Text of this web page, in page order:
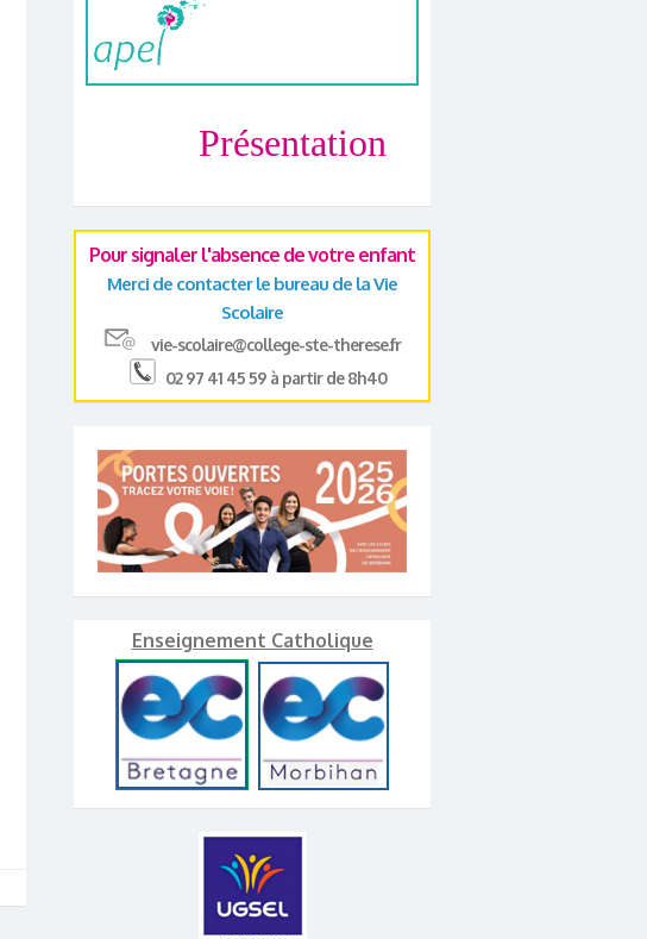
Présentation
Pour signaler l'absence de votre enfant
Merci de contacter le bureau de la Vie
Scolaire
vie-scolaire@college-ste-therese.fr
02 97 41 45 59 à partir de 8h40
Enseignement Catholique